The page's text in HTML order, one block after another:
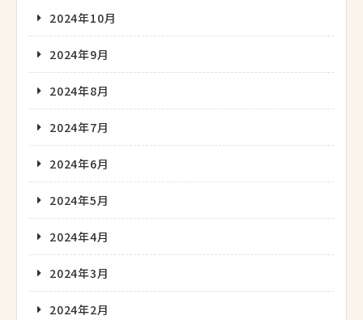
2024年10月
2024年9月
2024年8月
2024年7月
2024年6月
2024年5月
2024年4月
2024年3月
2024年2月